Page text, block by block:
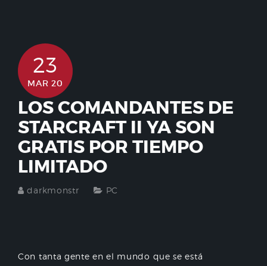
23
MAR 20
LOS COMANDANTES DE
STARCRAFT II YA SON
GRATIS POR TIEMPO
LIMITADO
darkmonstr PC
Con tanta gente en el mundo que se está